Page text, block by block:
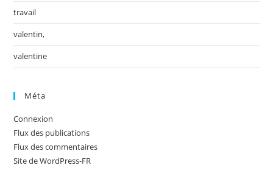
travail
valentin,
valentine
Méta
Connexion
Flux des publications
Flux des commentaires
Site de WordPress-FR